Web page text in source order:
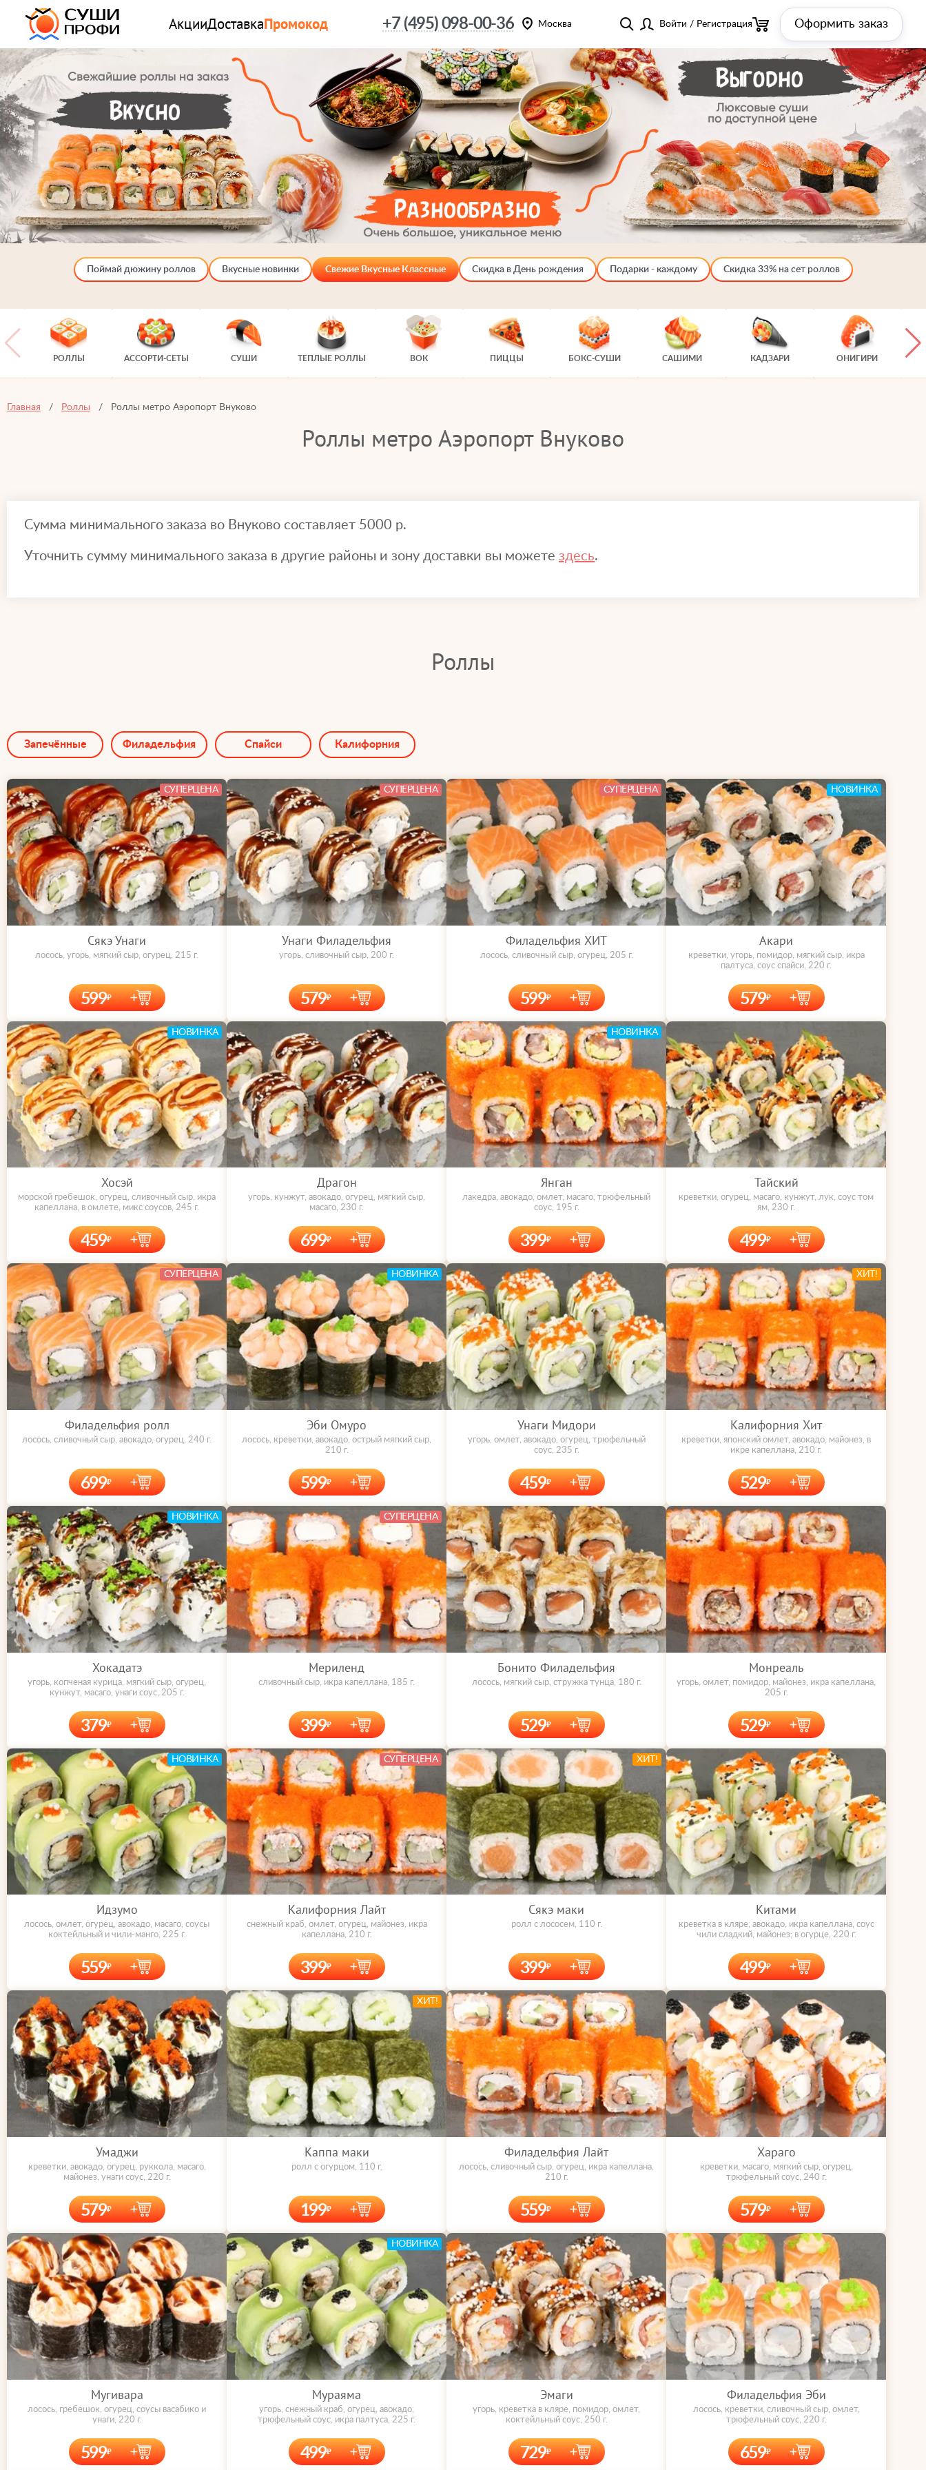
АкцииДоставкаПромокод +7 (495) 098-00-36 Москва Войти / Регистрация Оформить заказ
Поймай дюжину роллов Вкусные новинки Свежие Вкусные Классные Скидка в День рождения Подарки - каждому Скидка 33% на сет роллов
РОЛЛЫ АССОРТИ-СЕТЫ СУШИ ТЕПЛЫЕ РОЛЛЫ ВОК ПИЦЦЫ БОКС-СУШИ САШИМИ КАДЗАРИ ОНИГИРИ
Главная Роллы Роллы метро Аэропорт Внуково
Роллы метро Аэропорт Внуково
Сумма минимального заказа во Внуково составляет 5000 р.
Уточнить сумму минимального заказа в другие районы и зону доставки вы можете здесь.
Роллы
Запечённые Филадельфия Спайси Калифорния
Сякэ Унаги
лосось, угорь, мягкий сыр, огурец, 215 г.
599
СУПЕРЦЕНА
Унаги Филадельфия
угорь, сливочный сыр, 200 г.
579
СУПЕРЦЕНА
Филадельфия ХИТ
лосось, сливочный сыр, огурец, 205 г.
599
СУПЕРЦЕНА
Акари
креветки, угорь, помидор, мягкий сыр, икра
палтуса, соус спайси, 220 г.
579
НОВИНКА
Хосэй
морской гребешок, огурец, сливочный сыр, икра
капеллана, в омлете, микс соусов, 245 г.
459
НОВИНКА
Драгон
угорь, кунжут, авокадо, огурец, мягкий сыр,
масаго, 230 г.
699
Янган
лакедра, авокадо, омлет, масаго, трюфельный
соус, 195 г.
399
НОВИНКА
Тайский
креветки, огурец, масаго, кунжут, лук, соус том
ям, 230 г.
499
Филадельфия ролл
лосось, сливочный сыр, авокадо, огурец, 240 г.
699
СУПЕРЦЕНА
Эби Омуро
лосось, креветки, авокадо, острый мягкий сыр,
210 г.
599
НОВИНКА
Унаги Мидори
угорь, омлет, авокадо, огурец, трюфельный
соус, 235 г.
459
Калифорния Хит
креветки, японский омлет, авокадо, майонез, в
икре капеллана, 210 г.
529
ХИТ!
Хокадатэ
угорь, копченая курица, мягкий сыр, огурец,
кунжут, масаго, унаги соус, 205 г.
379
НОВИНКА
Мериленд
сливочный сыр, икра капеллана, 185 г.
399
СУПЕРЦЕНА
Бонито Филадельфия
лосось, мягкий сыр, стружка тунца, 180 г.
529
Монреаль
угорь, омлет, помидор, майонез, икра капеллана,
205 г.
529
Идзумо
лосось, омлет, огурец, авокадо, масаго, соусы
коктейльный и чили-манго, 225 г.
559
НОВИНКА
Калифорния Лайт
снежный краб, омлет, огурец, майонез, икра
капеллана, 210 г.
399
СУПЕРЦЕНА
Сякэ маки
ролл с лососем, 110 г.
399
ХИТ!
Китами
креветка в кляре, авокадо, икра капеллана, соус
чили сладкий, майонез; в огурце, 220 г.
499
Умаджи
креветки, авокадо, огурец, руккола, масаго,
майонез, унаги соус, 220 г.
579
Каппа маки
ролл с огурцом, 110 г.
199
ХИТ!
Филадельфия Лайт
лосось, сливочный сыр, огурец, икра капеллана,
210 г.
559
Хараго
креветки, масаго, мягкий сыр, огурец,
трюфельный соус, 240 г.
579
Мугивара
лосось, гребешок, огурец, соусы васабико и
унаги, 220 г.
599
Мураяма
угорь, снежный краб, огурец, авокадо,
трюфельный соус, икра палтуса, 225 г.
499
НОВИНКА
Эмаги
угорь, креветка в кляре, помидор, омлет,
коктейльный соус, 250 г.
729
Филадельфия Эби
лосось, креветки, сливочный сыр, омлет,
трюфельный соус, 220 г.
659